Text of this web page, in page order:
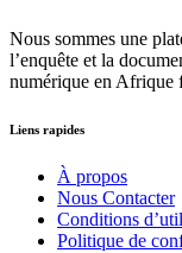
Nous sommes une
l’enquête et la
numérique en Afrique
Liens rapides
À propos
Nous Contacter
Conditions
Politique de